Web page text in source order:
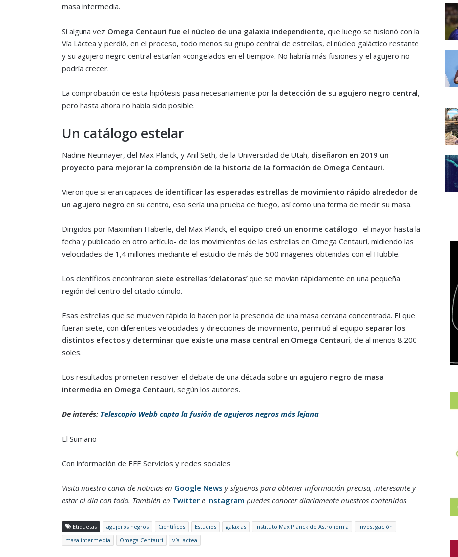
masa intermedia.
Si alguna vez Omega Centauri fue el núcleo de una galaxia independiente, que luego se fusionó con la
Vía Láctea y perdió, en el proceso, todo menos su grupo central de estrellas, el núcleo galáctico restante
y su agujero negro central estarían «congelados en el tiempo». No habría más fusiones y el agujero no
podría crecer.
La comprobación de esta hipótesis pasa necesariamente por la detección de su agujero negro central,
pero hasta ahora no había sido posible.
Un catálogo estelar
Nadine Neumayer, del Max Planck, y Anil Seth, de la Universidad de Utah, diseñaron en 2019 un
proyecto para mejorar la comprensión de la historia de la formación de Omega Centauri.
Vieron que si eran capaces de identificar las esperadas estrellas de movimiento rápido alrededor de
un agujero negro en su centro, eso sería una prueba de fuego, así como una forma de medir su masa.
Dirigidos por Maximilian Häberle, del Max Planck, el equipo creó un enorme catálogo -el mayor hasta la
fecha y publicado en otro artículo- de los movimientos de las estrellas en Omega Centauri, midiendo las
velocidades de 1,4 millones mediante el estudio de más de 500 imágenes obtenidas con el Hubble.
Los científicos encontraron siete estrellas ‘delatoras’que se movían rápidamente en una pequeña
región del centro del citado cúmulo.
Esas estrellas que se mueven rápido lo hacen por la presencia de una masa cercana concentrada. El que
fueran siete, con diferentes velocidades y direcciones de movimiento, permitió al equipo separar los
distintos efectos y determinar que existe una masa central en Omega Centauri, de al menos 8.200
soles.
Los resultados prometen resolver el debate de una década sobre un agujero negro de masa
intermedia en Omega Centauri, según los autores.
De interés: Telescopio Webb capta la fusión de agujeros negros más lejana
El Sumario
Con información de EFE Servicios y redes sociales
Visita nuestro canal de noticias en Google News y síguenos para obtener información precisa, interesante y
estar al día con todo. También en Twittere Instagram puedes conocer diariamente nuestros contenidos
Etiquetas agujeros negros Científicos Estudios galaxias Instituto Max Planck de Astronomía
investigación
masa intermedia
Omega Centauri vía lactea